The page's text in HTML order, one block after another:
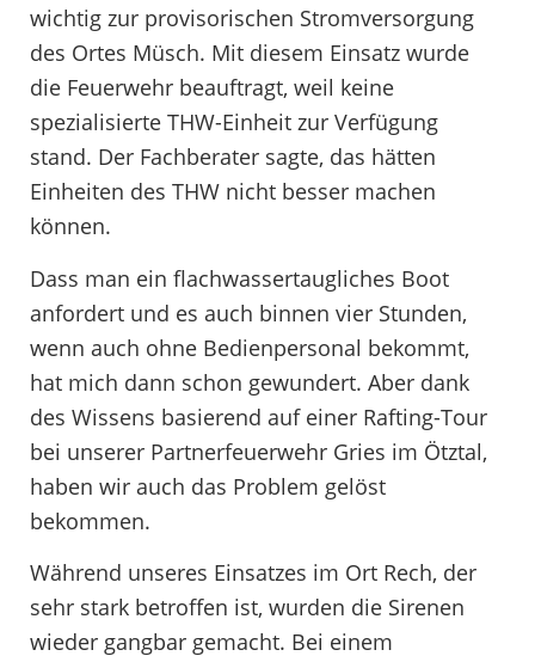
wichtig zur provisorischen Stromversorgung
des Ortes Müsch. Mit diesem Einsatz wurde
die Feuerwehr beauftragt, weil keine
spezialisierte THW-Einheit zur Verfügung
stand. Der Fachberater sagte, das hätten
Einheiten des THW nicht besser machen
können.
Dass man ein flachwassertaugliches Boot
anfordert und es auch binnen vier Stunden,
wenn auch ohne Bedienpersonal bekommt,
hat mich dann schon gewundert. Aber dank
des Wissens basierend auf einer Rafting-Tour
bei unserer Partnerfeuerwehr Gries im Ötztal,
haben wir auch das Problem gelöst
bekommen.
Während unseres Einsatzes im Ort Rech, der
sehr stark betroffen ist, wurden die Sirenen
wieder gangbar gemacht. Bei einem